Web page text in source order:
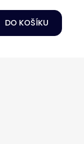
DO KOŠÍKU